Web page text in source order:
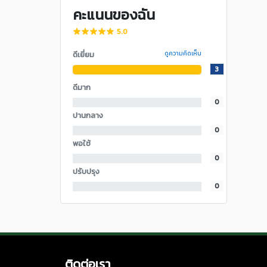
คะแนนของฉัน
5.0
ดีเยี่ยม ดูความคิดเห็น
3
ดีมาก
0
ปานกลาง
0
พอใช้
0
ปรับปรุง
0